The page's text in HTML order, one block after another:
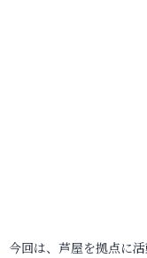
今回は、芦屋を拠点に